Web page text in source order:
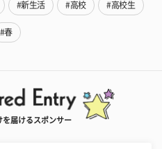
#新生活 #高校 #高校生
#春
を届けるスポンサー